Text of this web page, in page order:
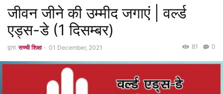
जीवन जीने की उम्मीद जगाएं | वर्ल्ड
एड्स-डे (1 दिसम्बर)
द्वारा सच्ची शिक्षा - 01 December, 2021 0
81